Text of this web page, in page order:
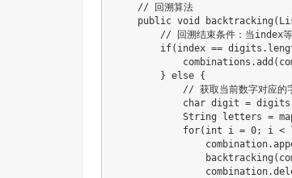
    // 回溯算法
public void
// 回溯结束条件：当index等
if(index ==
        } else {
// 获取当前数字对应的
char digit =
String letters =
for(int i = 0; i <